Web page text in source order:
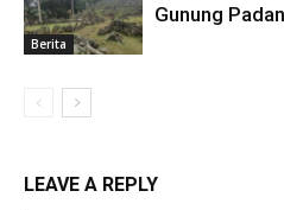
Berita
Gunung
LEAVE A REPLY